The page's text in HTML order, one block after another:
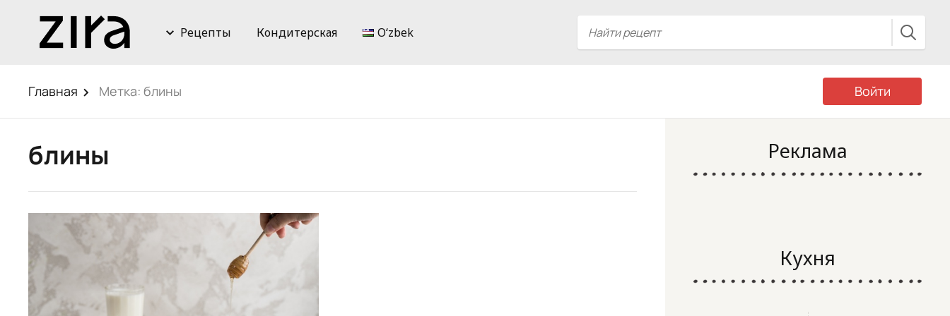
Рецепты Кондитерская Oʻzbek
Главная Метка: блины Войти
блины Реклама
Кухня